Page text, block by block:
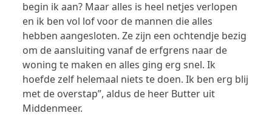
begin ik aan? Maar alles is heel netjes verlopen
en ik ben vol lof voor de mannen die alles
hebben aangesloten. Ze zijn een ochtendje bezig
om de aansluiting vanaf de erfgrens naar de
woning te maken en alles ging erg snel. Ik
hoefde zelf helemaal niets te doen. Ik ben erg blij
met de overstap”, aldus de heer Butter uit
Middenmeer.